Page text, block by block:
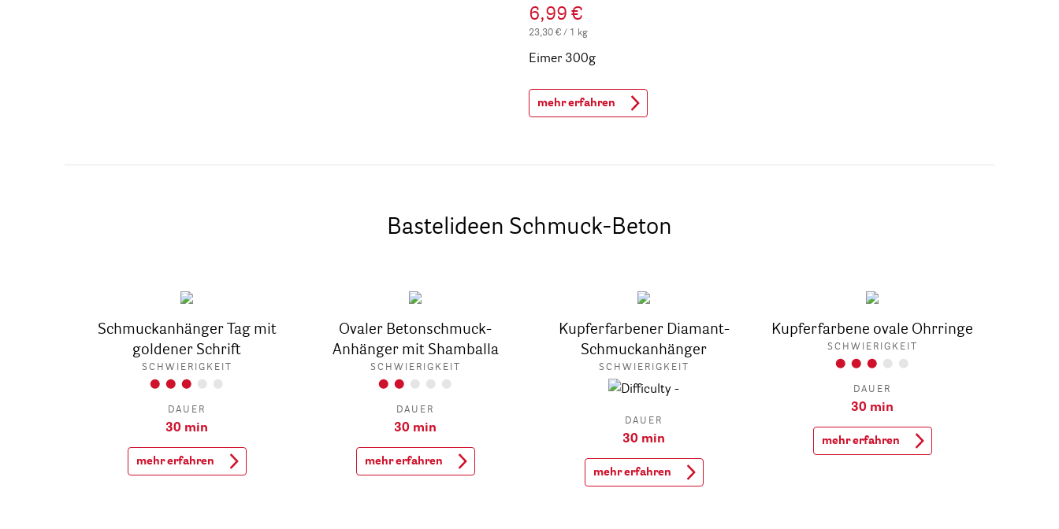
6,99 €
23,30 € / 1 kg
Eimer 300g
mehr erfahren
Bastelideen Schmuck-Beton
Schmuckanhänger Tag mit
goldener Schrift
SCHWIERIGKEIT
DAUER
30 min
mehr erfahren
Ovaler Betonschmuck-
Anhänger mit Shamballa
SCHWIERIGKEIT
DAUER
30 min
mehr erfahren
Kupferfarbener Diamant-
Schmuckanhänger
SCHWIERIGKEIT
DAUER
30 min
mehr erfahren
Kupferfarbene ovale Ohrringe
SCHWIERIGKEIT
DAUER
30 min
mehr erfahren